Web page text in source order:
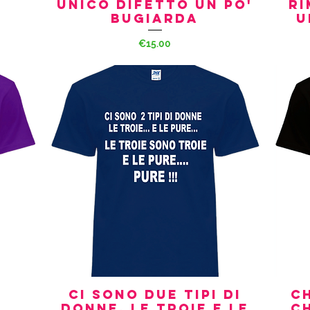
UNICO DIFETTO UN PO'
BUGIARDA
Price
€15.00
Quick View
CI SONO DUE TIPI DI